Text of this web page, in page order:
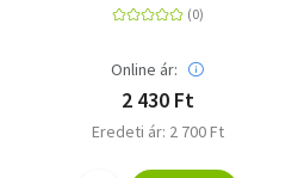
Online ár:
2 430 Ft
Eredeti ár: 2 700 Ft